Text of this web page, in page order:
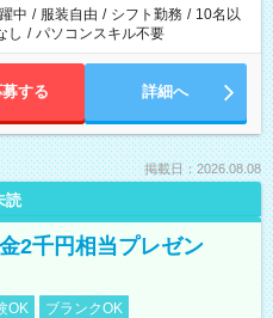
中 / 服装自由 / シフト勤務 / 10名以
し / パソコンスキル不要
募する 詳細へ
掲載日：2026.08.08
読
2千円相当プレゼン
OK
ブランクOK